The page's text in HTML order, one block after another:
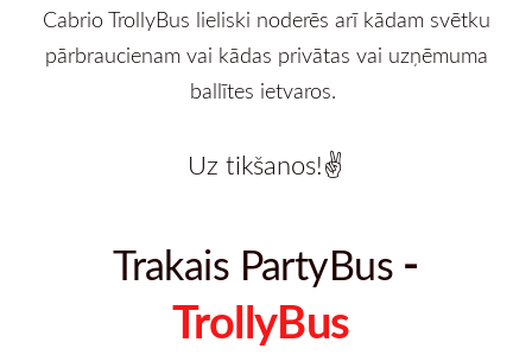
Cabrio TrollyBus lieliski noderēs arī kādam svētku
pārbraucienam vai kādas privātas vai uzņēmuma
ballītes ietvaros.
Uz tikšanos!✌️
Trakais PartyBus -
TrollyBus